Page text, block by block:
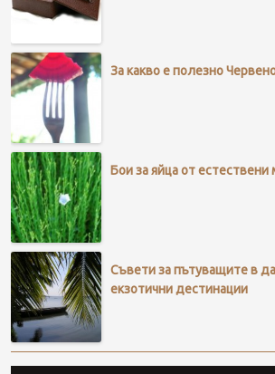
За какво е полезно
Бои за яйца от естествени
Съвети за пътуващите в
екзотични дестинации